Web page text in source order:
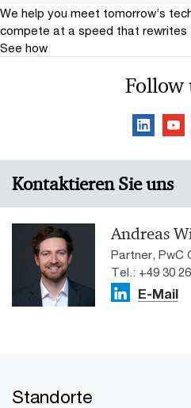
We help you meet tomorrow’s
compete at a speed that rewrites
See how
Follow
Kontaktieren Sie uns
Andreas
Partner, PwC
Tel.: +49 30
E-Mail
Standorte